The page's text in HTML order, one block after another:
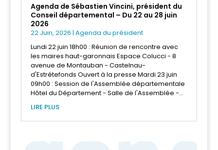
Agenda de Sébastien Vincini, président du
Conseil départemental – Du 22 au 28 juin
2026
22 Juin, 2026 | Agenda du président
Lundi 22 juin 18h00 : Réunion de rencontre avec
les maires haut-garonnais Espace Colucci - 8
avenue de Montauban - Castelnau-
d'Estrétefonds Ouvert à la presse Mardi 23 juin
09h00 : Session de l'Assemblée départementale
Hôtel du Département - Salle de l'Assemblée -...
LIRE PLUS